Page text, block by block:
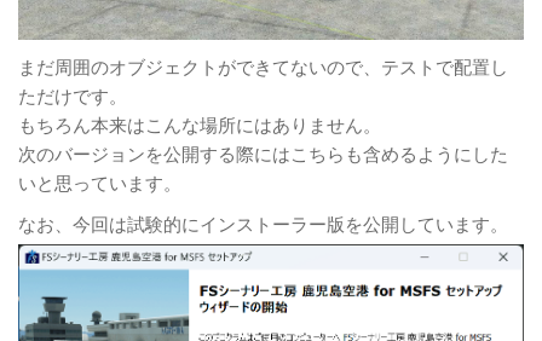
まだ周囲のオブジェクトができてないので、テストで配置し
ただけです。
もちろん本来はこんな場所にはありません。
次のバージョンを公開する際にはこちらも含めるようにした
いと思っています。
なお、今回は試験的にインストーラー版を公開しています。